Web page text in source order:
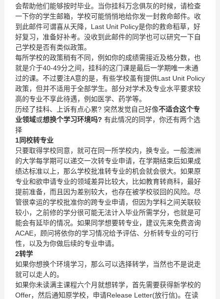
会帮助他们能够按时毕业。当你挂科万念俱灰的时候，请检查
一下你的学生邮箱，学校可能悄悄地给你发一封救命邮件。收
到此邮件可谓喜从天降，Last Unit Policy是你的救命稻草，好
好复习，准备好补考。没收到此邮件的同学也可以研究一下自
己学校是否有类似政策。
每所学校的政策稍有不同，例如你的成绩需接近及格分数，也
就是介于40-49分之间，挂科的这门课是最后一学期唯一未通
过的课。不过要注A意的是，有些学校虽有提供Last Unit Policy
政策，但并不适用于全部学生。部分对学术及专业水平要求较
高的专业不享此待遇，例如医学、药学等。
历经了挂科、上诉有点心累? 突然发觉自己好像不适合这个专
业领域或想换个学习环境吗? 有此情况的同学，你还有两个选
择
1同校转专业
只要取得学校同意，就可在同一所学校内，换专业。一般澳洲
的大学每学期可以递交一次转专业申请，在学期结束后如果成
绩达标准以上，那么学校批准转专业的机会就会很大。如果原
专业和欲申请专业的领域差异比较大，比如教育转商科，最好
提前准备，而且因为差别较大，也存在被学校驳回的风险。尽
管很幸运的学校批准你的跨专业申请，但因为学科之间关联较
较小，之前修的学分很可能无法计入毕业所需学分，也就是可
能会有延毕的情况。如果同学想要转专业，建议先来免费咨询
ACAE，顾问将依你的学习情况给予评估、分析转专业的可行
性，以及为你做后续的专业申请。
2转学
如果你想换个环境学习，那么可以选择转学，当然也不是说走
就可以走人的。
如果你未读满主课程六个月就想转学，首先需要获得新学校的
Offer，然后通知原学校，申请Release Letter(放行信)。在读